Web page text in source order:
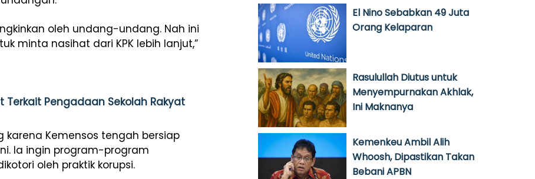
oleh undang-undang. Nah ini
minta nasihat dari KPK lebih lanjut,”
Terkait Pengadaan Sekolah Rakyat
karena Kemensos tengah bersiap
Ia ingin program-program
oleh praktik korupsi.
El Nino Sebabkan 49 Juta
Orang Kelaparan
Rasulullah Diutus untuk
Menyempurnakan Akhlak,
Ini Maknanya
Kemenkeu Ambil Alih
Whoosh, Dipastikan Takan
Bebani APBN